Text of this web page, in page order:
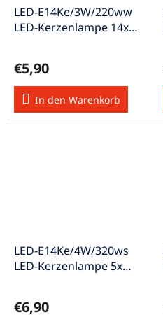
LED-E14Ke/3W/220ww
LED-Kerzenlampe 14x
€5,90
In den Warenkorb
LED-E14Ke/4W/320ws
LED-Kerzenlampe 5x
€6,90